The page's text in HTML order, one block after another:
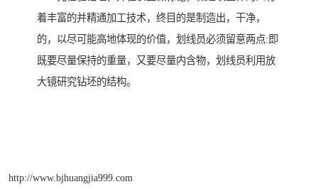
着丰富的并精通加工技术，终目的是制造出，干净，
的，以尽可能高地体现的价值，划线员必须留意两点:即
既要尽量保持的重量，又要尽量内含物，划线员利用放
大镜研究钻坯的结构。
http://www.bjhuangjia999.com